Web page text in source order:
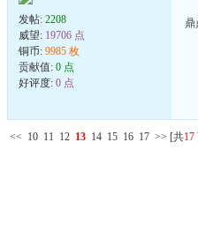
发帖: 2208
威望: 19706 点
铜币: 9985 枚
贡献值: 0 点
好评度: 0 点
鼎
<< 10 11 12 13 14 15 16 17 >> [共17